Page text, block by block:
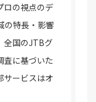
ロの視点のデ
の特長・影響
全国のJTBグ
査に基づいた
サービスはオ